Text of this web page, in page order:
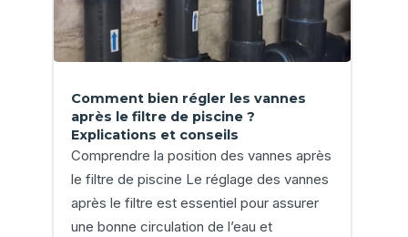
Comment bien régler les vannes
après le filtre de piscine ?
Explications et conseils
Comprendre la position des vannes après
le filtre de piscine Le réglage des vannes
après le filtre est essentiel pour assurer
une bonne circulation de l’eau et